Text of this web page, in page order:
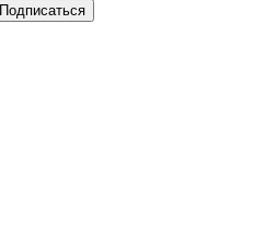
Подписаться